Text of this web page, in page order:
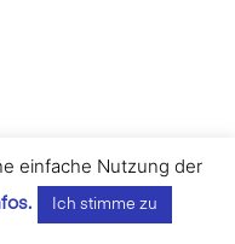
einfache Nutzung der
Ich stimme zu